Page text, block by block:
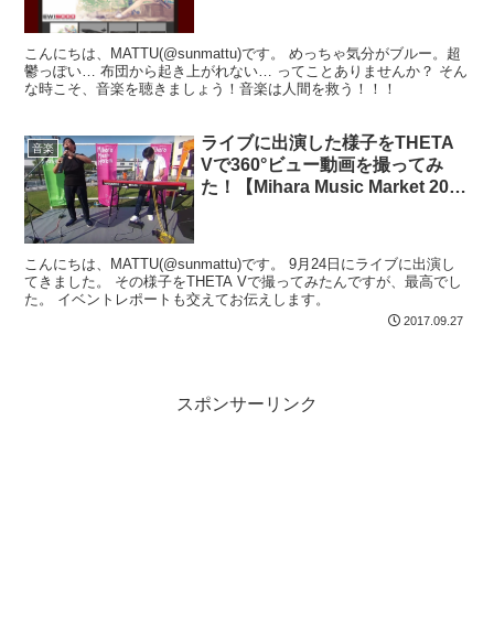
こんにちは、MATTU(@sunmattu)です。 めっちゃ気分がブルー。超
鬱っぽい… 布団から起き上がれない… ってことありませんか？ そん
な時こそ、音楽を聴きましょう！音楽は人間を救う！！！
音楽
ライブに出演した様子をTHETA
Vで360°ビュー動画を撮ってみ
た！【Mihara Music Market 2017
こんにちは、MATTU(@sunmattu)です。 9月24日にライブに出演し
てきました。 その様子をTHETA Vで撮ってみたんですが、最高でし
た。 イベントレポートも交えてお伝えします。
2017.09.27
スポンサーリンク